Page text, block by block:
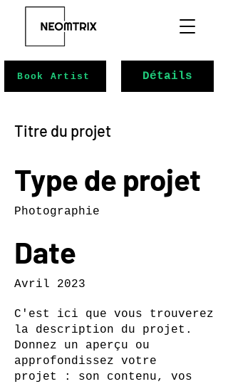
Book Artist Détails
Titre du projet
Type de projet
Photographie
Date
Avril 2023
C'est ici que vous trouverez
la description du projet.
Donnez un aperçu ou
approfondissez votre
projet : son contenu, vos